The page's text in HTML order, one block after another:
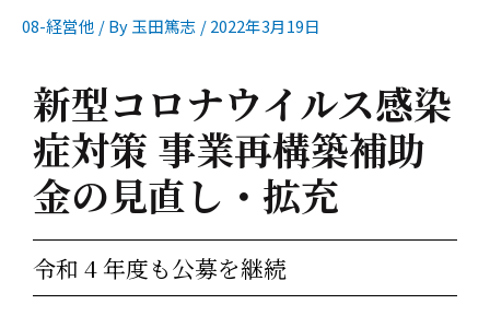
08-経営他 / By玉田篤志 /2022年3月19日
新型コロナウイルス感染
症対策 事業再構築補助
金の見直し・拡充
令和 4 年度も公募を継続